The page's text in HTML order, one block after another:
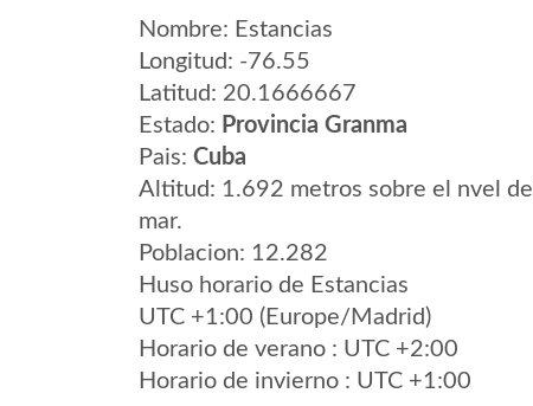
Nombre: Estancias
Longitud: -76.55
Latitud: 20.1666667
Estado: Provincia Granma
Pais: Cuba
Altitud: 1.692 metros sobre el nvel del
mar.
Poblacion: 12.282
Huso horario de Estancias
UTC +1:00 (Europe/Madrid)
Horario de verano : UTC +2:00
Horario de invierno : UTC +1:00